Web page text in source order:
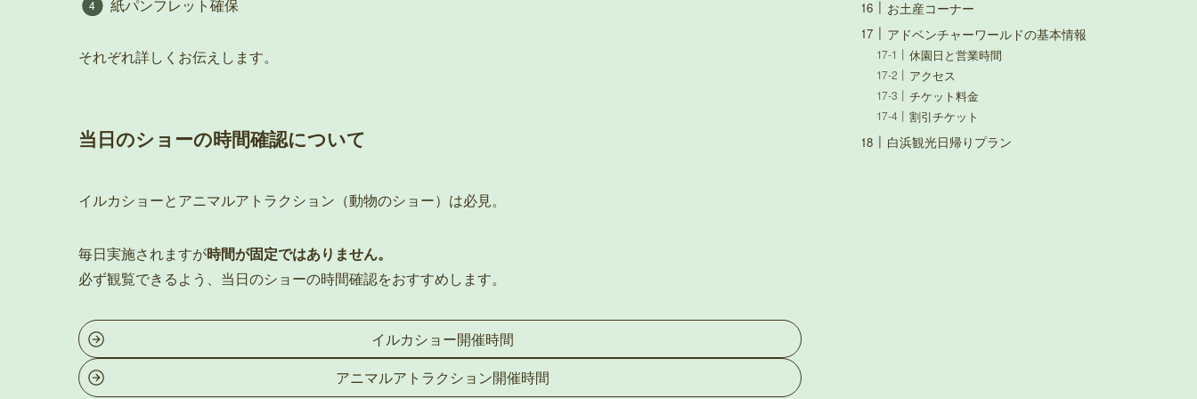
紙パンフレット確保
それぞれ詳しくお伝えします。
当日のショーの時間確認について
イルカショーとアニマルアトラクション（動物のショー）は必見。
毎日実施されますが時間が固定ではありません。
必ず観覧できるよう、当日のショーの時間確認をおすすめします。
イルカショー開催時間
アニマルアトラクション開催時間
お土産コーナー
アドベンチャーワールドの基本情報
休園日と営業時間
アクセス
チケット料金
割引チケット
白浜観光日帰りプラン